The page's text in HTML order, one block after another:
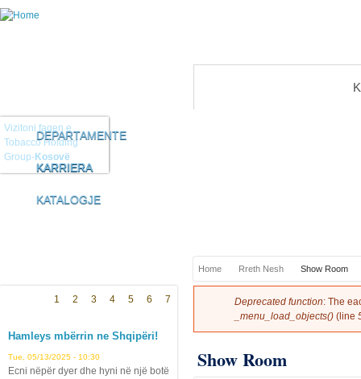
Vizitoni faqen e
Tobacco Holding
Group-Kosovë
DEPARTAMENTE
KARRIERA
KARRIERA
KATALOGJE
You are here
Home Rreth Nesh Show Room
Error message
Deprecated function: The
_menu_load_objects() (line
Show Room
1 2 3 4 5 6 7
Hamleys mbërrin ne Shqipëri!
Tue, 05/13/2025 - 10:30
Ecni nëpër dyer dhe hyni në një botë